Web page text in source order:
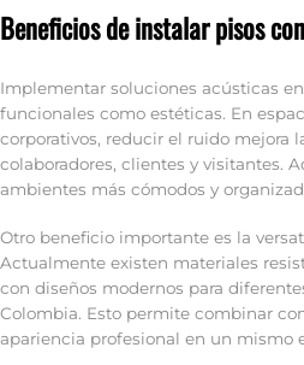
Beneficios de instalar pisos
Implementar soluciones acústicas
funcionales como estéticas. En
corporativos, reducir el ruido mejora
colaboradores, clientes y visitantes.
ambientes más cómodos y
Otro beneficio importante es la
Actualmente existen materiales
con diseños modernos para
Colombia. Esto permite combinar
apariencia profesional en un mismo